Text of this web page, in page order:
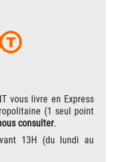
vous livre en Express
(1 seul point
consulter.
13H (du lundi au